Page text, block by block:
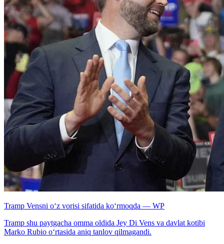
Tramp Vensni o‘z vorisi sifatida ko‘rmoqda — WP
Tramp shu paytgacha omma oldida Jey Di Vens va davlat kotibi
Marko Rubio o‘rtasida aniq tanlov qilmagandi.